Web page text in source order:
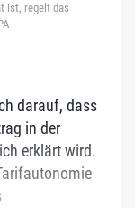
ist, regelt das
darauf, dass
in der
erklärt wird.